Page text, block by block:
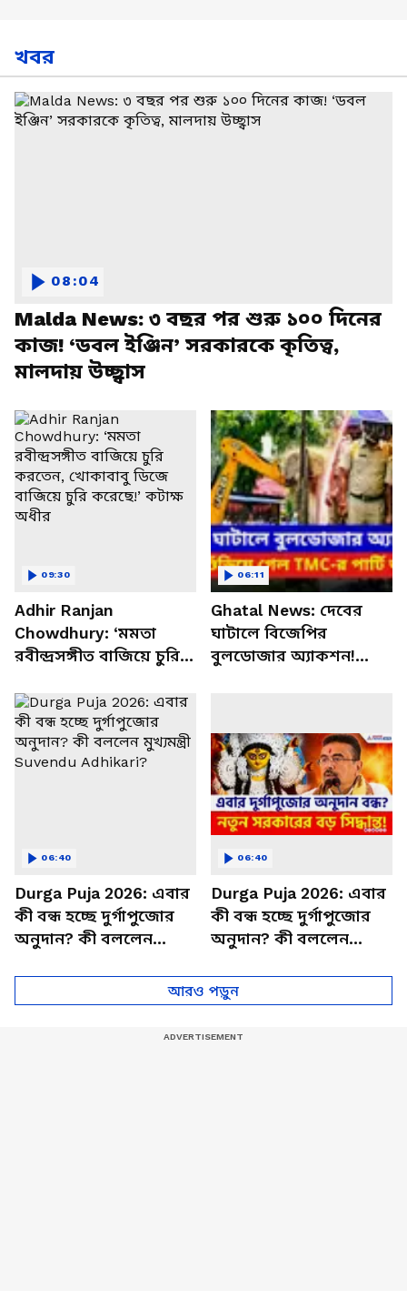
খবর
Malda News: ৩ বছর পর শুরু ১০০ দিনের
কাজ! ‘ডবল ইঞ্জিন’ সরকারকে কৃতিত্ব,
মালদায় উচ্ছ্বাস
08:04
Adhir Ranjan
Chowdhury: ‘মমতা
রবীন্দ্রসঙ্গীত বাজিয়ে চুরি
বাজিয়ে চুরি করেছে!’
কটাক্ষ অধীর
09:30
Ghatal News: দেবের
ঘাটালে বিজেপির
বুলডোজার অ্যাকশন!
06:11
Durga Puja 2026: এবার
কী বন্ধ হচ্ছে দুর্গাপুজোর
অনুদান? কী বললেন
06:40
Durga Puja 2026: এবার
কী বন্ধ হচ্ছে দুর্গাপুজোর
অনুদান? কী বললেন
আধিকারি?
06:40
আরও পড়ুন